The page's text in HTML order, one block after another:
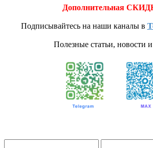
Дополнительная
Подписывайтесь на наши каналы в
Полезные статьи, новости